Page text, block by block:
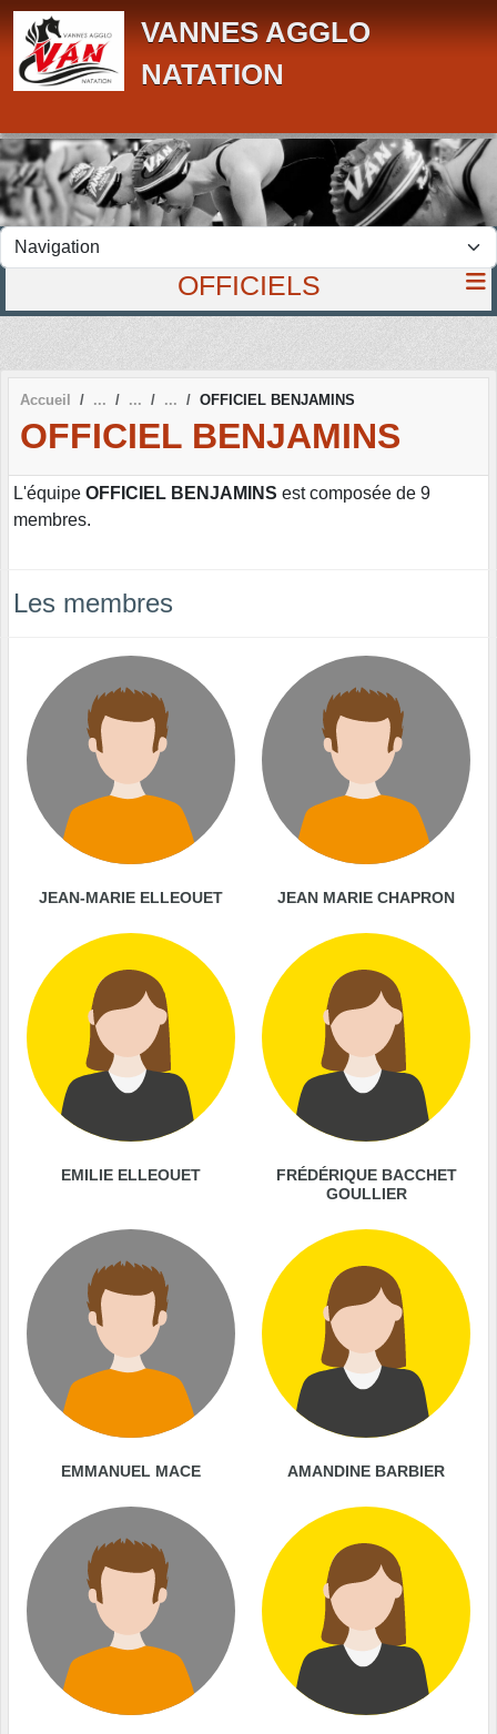
VANNES AGGLO
NATATION
OFFICIELS
Accueil OFFICIEL BENJAMINS
OFFICIEL BENJAMINS
L'équipe OFFICIEL BENJAMINS est composée de 9
membres.
Les membres
JEAN-MARIE ELLEOUET JEAN MARIE CHAPRON
EMILIE ELLEOUET
FRÉDÉRIQUE BACCHET
GOULLIER
EMMANUEL MACE AMANDINE BARBIER
Panneau de gestion des cookies